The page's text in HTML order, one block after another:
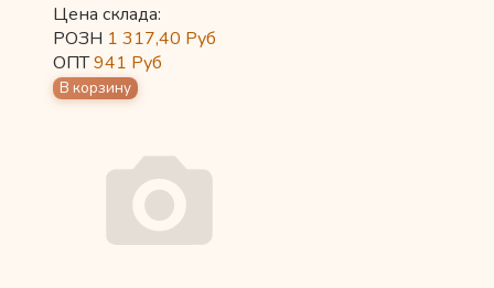
Цена склада:
РОЗН 1 317,40 Руб
ОПТ941 Руб